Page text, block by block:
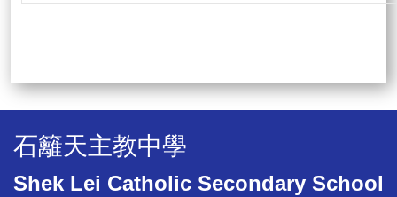
石籬天主教中學
Shek Lei Catholic Secondary School